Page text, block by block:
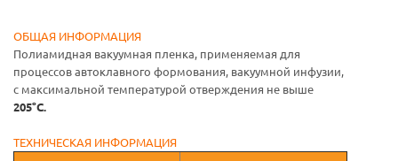
ОБЩАЯ ИНФОРМАЦИЯ
Полиамидная вакуумная пленка, применяемая для
процессов автоклавного формования, вакуумной инфузии,
с максимальной температурой отверждения не выше
205°С.
ТЕХНИЧЕСКАЯ ИНФОРМАЦИЯ